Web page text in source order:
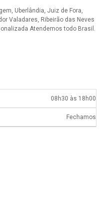
Uberlândia, Juiz de Fora,
Valadares, Ribeirão das Neves
Atendemos todo Brasil.
08h30 às 18h00
Fechamos